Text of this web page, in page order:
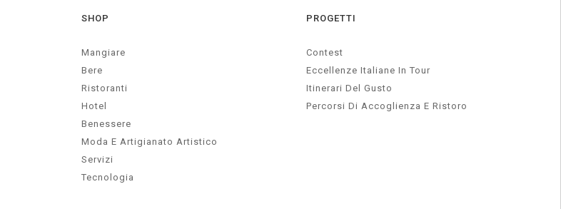
SHOP
Mangiare
Bere
Ristoranti
Hotel
Benessere
Moda E Artigianato Artistico
Servizi
Tecnologia
PROGETTI
Contest
Eccellenze Italiane In Tour
Itinerari Del Gusto
Percorsi Di Accoglienza E Ristoro